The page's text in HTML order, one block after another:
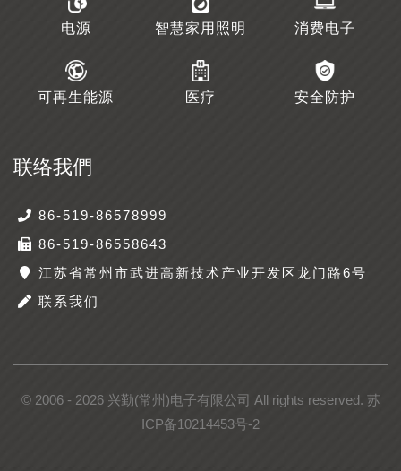
电源 智慧家用照明 消费电子
可再生能源 医疗 安全防护
联络我們
86-519-86578999
86-519-86558643
江苏省常州市武进高新技术产业开发区龙门路6号
联系我们
© 2006 - 2026 兴勤(常州)电子有限公司 All rights reserved. 苏
ICP备10214453号-2